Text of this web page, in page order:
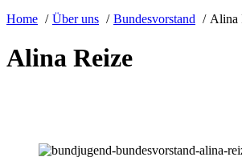
Home
Über uns Bundesvorstand Alina
Alina Reize